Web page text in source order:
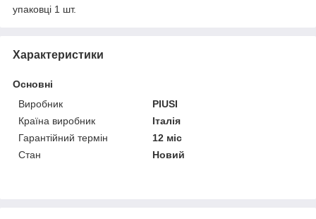
упаковці 1 шт.
Характеристики
Основні
Виробник
PIUSI
Країна виробник
Італія
Гарантійний термін
12 міс
Стан
Новий